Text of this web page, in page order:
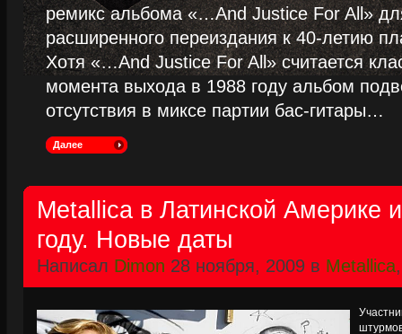
ремикс альбома «…And Justice For All»
расширенного переиздания к 40-летию
Хотя «…And Justice For All» считается
момента выхода в 1988 году альбом
отсутствия в миксе партии бас-гитары…
Далее
Metallica в Латинской Америке
году. Новые даты
Написал Dimon 28 ноября, 2009 в Metallica